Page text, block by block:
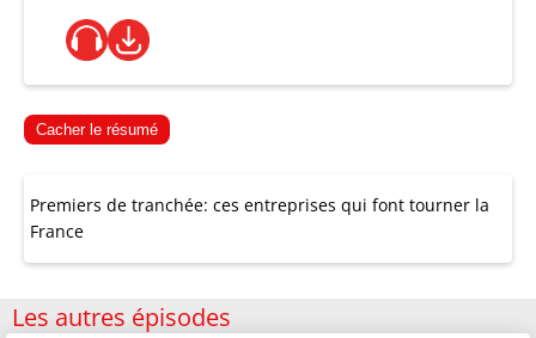
Cacher le résumé
Premiers de tranchée: ces entreprises qui font tourner la
France
Les autres épisodes